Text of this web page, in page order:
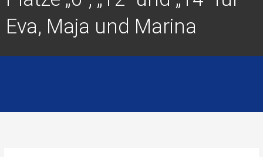
Eva, Maja und Marina